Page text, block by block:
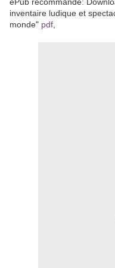
inventaire ludique et
monde" pdf